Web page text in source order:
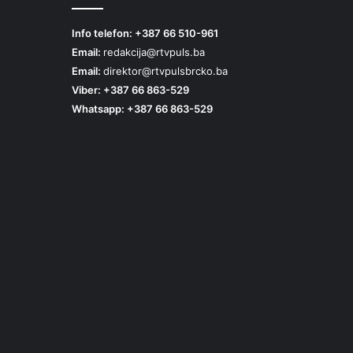
Info telefon: +387 66 510-961
Email: redakcija@rtvpuls.ba
Email: direktor@rtvpulsbrcko.ba
Viber: +387 66 863-529
Whatsapp: +387 66 863-529